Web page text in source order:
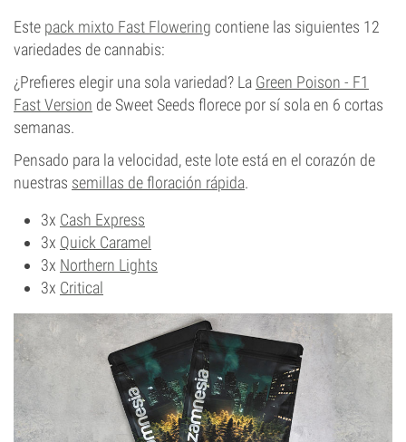
Este pack mixto Fast Flowering contiene las siguientes 12
variedades de cannabis:
¿Prefieres elegir una sola variedad? La Green Poison - F1
Fast Version de Sweet Seeds florece por sí sola en 6 cortas
semanas.
Pensado para la velocidad, este lote está en el corazón de
nuestras semillas de floración rápida.
3x Cash Express
3x Quick Caramel
3x Northern Lights
3x Critical